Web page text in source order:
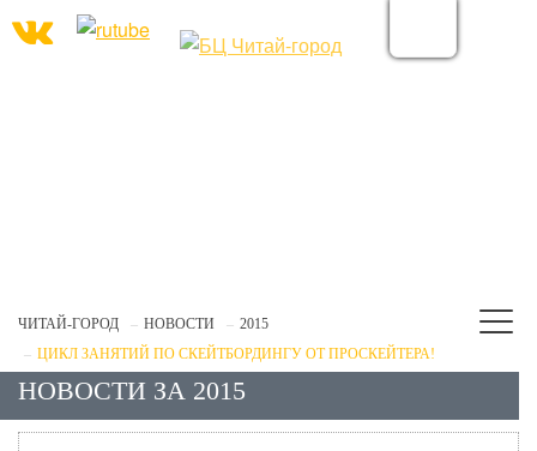
ЧИТАЙ-ГОРОД НОВОСТИ
2015
ЦИКЛ ЗАНЯТИЙ ПО СКЕЙТБОРДИНГУ ОТ ПРОСКЕЙТЕРА!
НОВОСТИ ЗА 2015